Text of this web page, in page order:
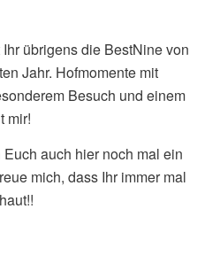
übrigens die BestNine von
Jahr. Hofmomente mit
Besuch und einem
mir!
auch hier noch mal ein
mich, dass Ihr immer mal